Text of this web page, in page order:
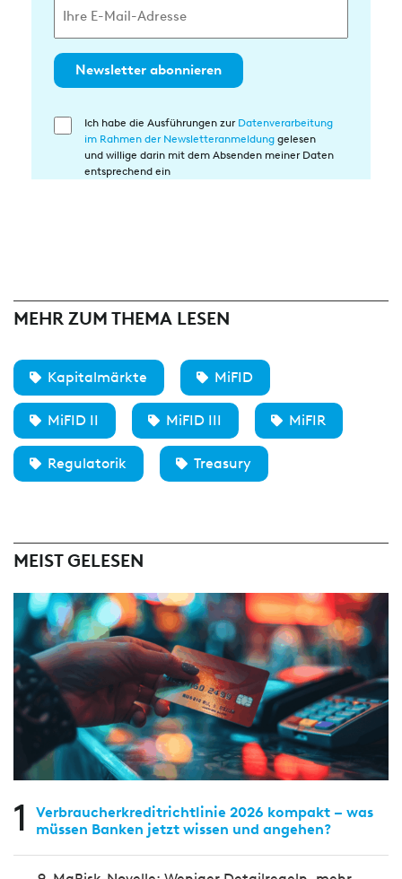
Newsletter abonnieren
Einwilligung
Ich habe die Ausführungen zur Datenverarbeitung
im Rahmen der Newsletteranmeldung gelesen
und willige darin mit dem Absenden meiner Daten
entsprechend ein
MEHR ZUM THEMA LESEN
Kapitalmärkte MiFID
MiFID II MiFID III MiFIR
Regulatorik Treasury
MEIST GELESEN
1
Verbraucherkreditrichtlinie 2026 kompakt – was
müssen Banken jetzt wissen und angehen?